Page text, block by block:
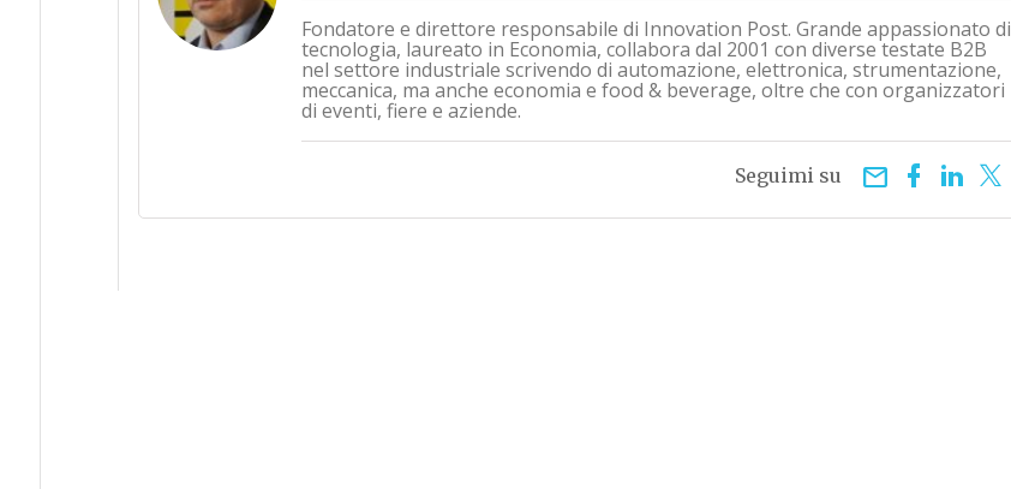
Fondatore e direttore responsabile di Innovation Post. Grande appassionato di
tecnologia, laureato in Economia, collabora dal 2001 con diverse testate B2B
nel settore industriale scrivendo di automazione, elettronica, strumentazione,
meccanica, ma anche economia e food & beverage, oltre che con organizzatori
di eventi, fiere e aziende.
email
Seguimi su